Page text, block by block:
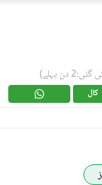
دن پہلے)
کال